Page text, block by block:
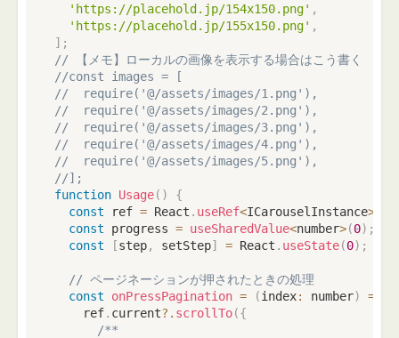
'https://placehold.jp/154x150.png' ,
'https://placehold.jp/155x150.png' ,
] ;
// 【メモ】ローカルの画像を表示する場合はこう書く
//const images = [
//	require('@/assets/images/1.png'),
//	require('@/assets/images/2.png'),
//	require('@/assets/images/3.png'),
//	require('@/assets/images/4.png'),
//	require('@/assets/images/5.png'),
//];
function Usage( )
{
const ref = React . useRef<ICarouselInstance>
const progress = useSharedValue<number>(0) ;
const
[step, setStep] = React . useState(0) ;
// ページネーションが押されたときの処理
const
onPressPagination = (index: number) =>
    ref
. current?. scrollTo({
/**